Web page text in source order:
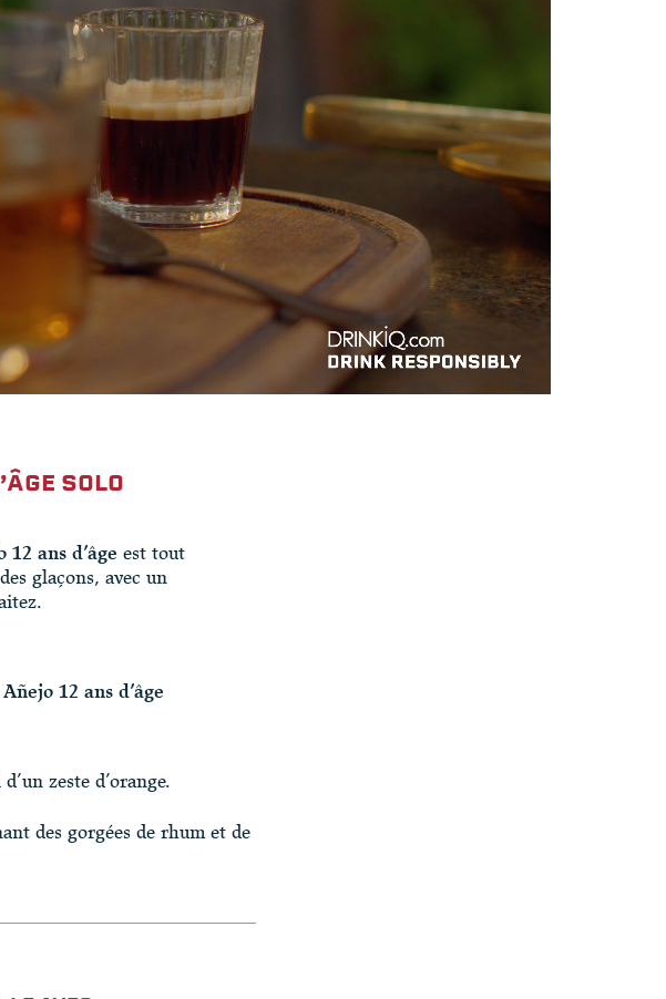
SOLO
ans d’âge est tout
glaçons, avec un
12 ans d’âge
zeste d’orange.
des gorgées de rhum et de